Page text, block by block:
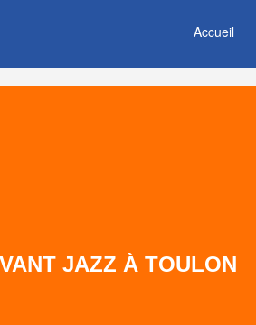
Accueil
JAZZ À TOULON